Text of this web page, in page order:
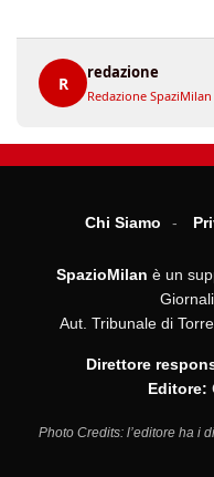
R
redazione
Redazione SpaziMilan
Chi Siamo
SpazioMilan è un
Aut. Tribunale di
Direttore
Editore:
Photo Credits: l’editore ha i